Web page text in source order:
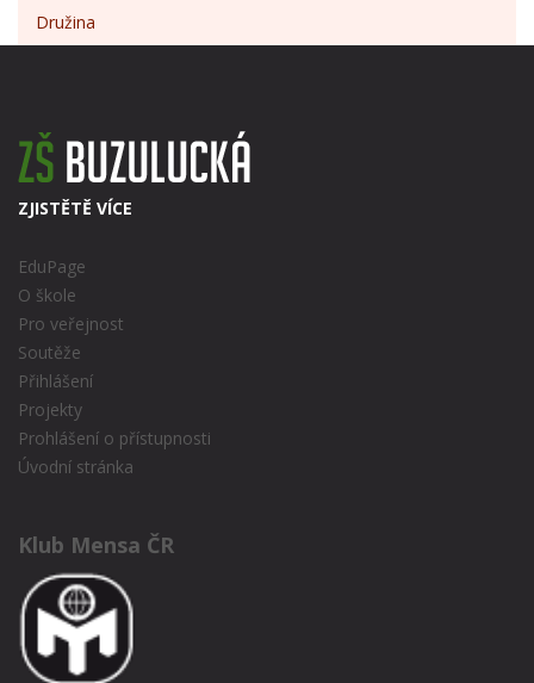
Družina
ZJISTĚTĚ VÍCE
EduPage
O škole
Pro veřejnost
Soutěže
Přihlášení
Projekty
Prohlášení o přístupnosti
Úvodní stránka
Klub Mensa ČR